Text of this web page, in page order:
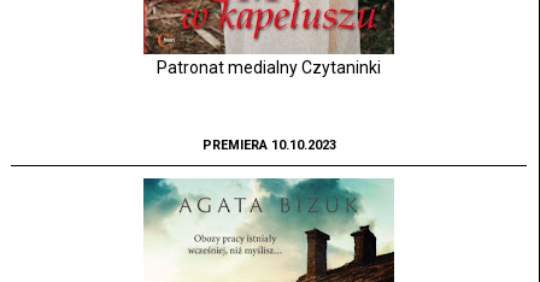
Patronat medialny Czytaninki
PREMIERA 10.10.2023